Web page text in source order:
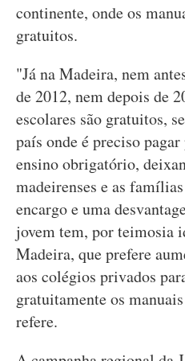
continente, onde os
gratuitos.
"Já na Madeira, nem
de 2012, nem depois de
escolares são gratuitos,
país onde é preciso
ensino obrigatório,
madeirenses e as
encargo e uma
jovem tem, por teimosia
Madeira, que prefere
aos colégios privados
gratuitamente os
refere.